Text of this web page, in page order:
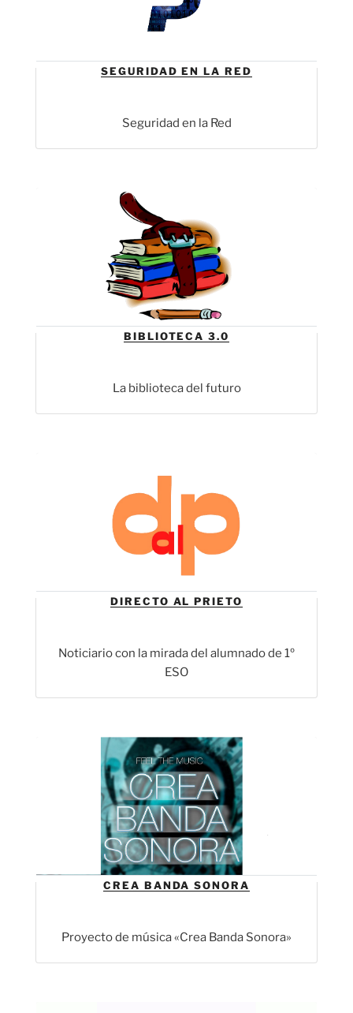
SEGURIDAD EN LA RED
Seguridad en la Red
BIBLIOTECA 3.0
La biblioteca del futuro
DIRECTO AL PRIETO
Noticiario con la mirada del alumnado de 1º
ESO
CREA BANDA SONORA
Proyecto de música «Crea Banda Sonora»